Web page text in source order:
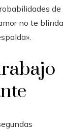
de
no te